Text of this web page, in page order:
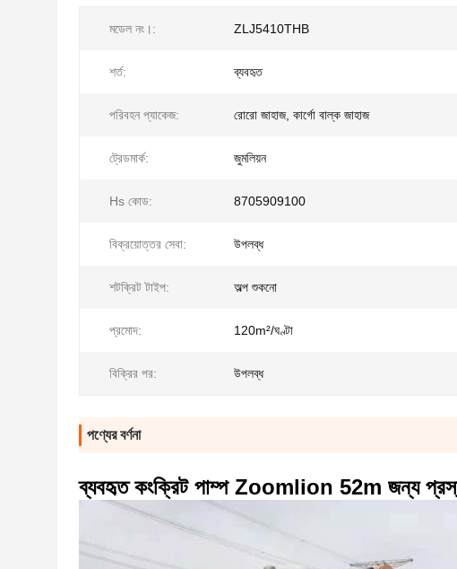
মডেল নং।: ZLJ5410THB
শর্ত: ব্যবহৃত
পরিবহন প্যাকেজ: রোরো জাহাজ, কার্গো বাল্ক জাহাজ
ট্রেডমার্ক: জুমলিয়ন
Hs কোড: 8705909100
বিক্রয়োত্তর সেবা: উপলব্ধ
শটক্রিট টাইপ: অল্প শুকনো
প্রমোদ: 120m²/ঘণ্টা
বিক্রির পর: উপলব্ধ
পণ্যের বর্ণনা
ব্যবহৃত কংক্রিট পাম্প Zoomlion 52m জন্য